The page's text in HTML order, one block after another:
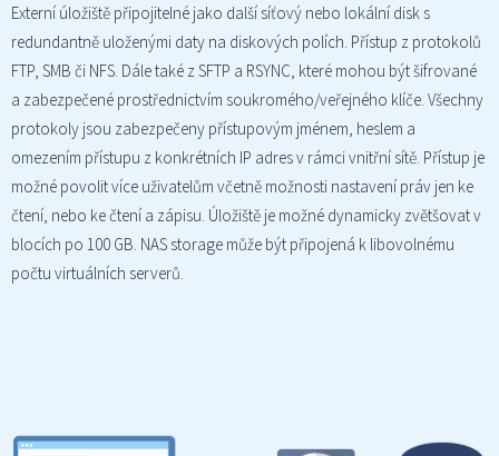
Externí úložiště připojitelné jako další síťový nebo lokální disk s
redundantně uloženými daty na diskových polích. Přístup z protokolů
FTP, SMB či NFS. Dále také z SFTP a RSYNC, které mohou být šifrované
a zabezpečené prostřednictvím soukromého/veřejného klíče. Všechny
protokoly jsou zabezpečeny přístupovým jménem, heslem a
omezením přístupu z konkrétních IP adres v rámci vnitřní sítě. Přístup je
možné povolit více uživatelům včetně možnosti nastavení práv jen ke
čtení, nebo ke čtení a zápisu. Úložiště je možné dynamicky zvětšovat v
blocích po 100 GB. NAS storage může být připojená k libovolnému
počtu virtuálních serverů.